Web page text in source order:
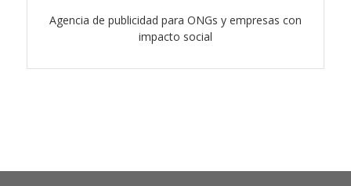
Agencia de publicidad para ONGs y empresas con
impacto social